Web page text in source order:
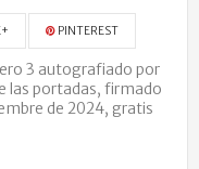
PINTEREST
3 autografiado por
las portadas, firmado
de 2024, gratis